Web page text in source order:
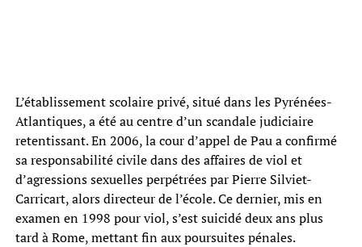
L’établissement scolaire privé, situé dans les Pyrénées-
Atlantiques, a été au centre d’un scandale judiciaire
retentissant. En 2006, la cour d’appel de Pau a confirmé
sa responsabilité civile dans des affaires de viol et
d’agressions sexuelles perpétrées par Pierre Silviet-
Carricart, alors directeur de l’école. Ce dernier, mis en
examen en 1998 pour viol, s’est suicidé deux ans plus
tard à Rome, mettant fin aux poursuites pénales.